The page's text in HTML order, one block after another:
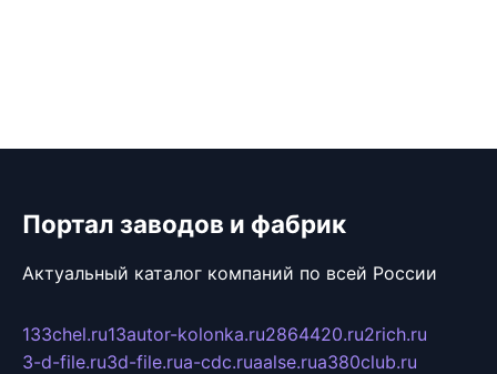
Портал заводов и фабрик
Актуальный каталог компаний по всей России
133chel.ru13autor-kolonka.ru2864420.ru2rich.ru
3-d-file.ru3d-file.rua-cdc.ruaalse.rua380club.ru